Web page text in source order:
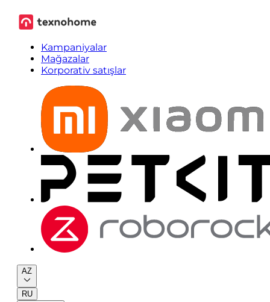
Kampaniyalar
Mağazalar
Korporativ satışlar
AZ
RU